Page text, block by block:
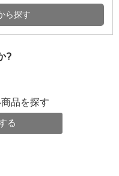
ら探す
?
品を探す
る